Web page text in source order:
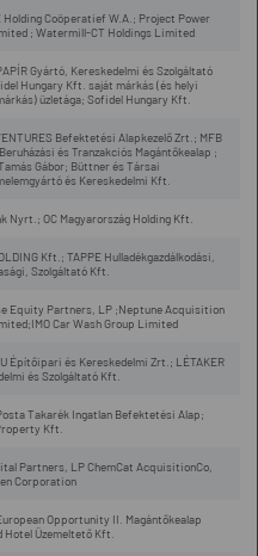
Holding Coöperatief W.A.; Project Power
; Watermill-CT Holdings Limited
Gyártó, Kereskedelmi és Szolgáltató
Hungary Kft. saját márkás (és helyi
üzletága; Sofidel Hungary Kft.
Befektetési Alapkezelő Zrt.; MFB
és Tranzakciós Magántőkealap ;
Gábor; Büttner és Társai
és Kereskedelmi Kft.
Nyrt.; OC Magyarország Holding Kft.
Kft.; TAPPE Hulladékgazdálkodási,
Szolgáltató Kft.
Equity Partners, LP ;Neptune Acquisition
Car Wash Group Limited
Építőipari és Kereskedelmi Zrt.; LÉTAKER
és Szolgáltató Kft.
Takarék Ingatlan Befektetési Alap;
Kft.
Partners, LP ChemCat AcquisitionCo,
Corporation
Opportunity II. Magántőkealap
Hotel Üzemeltető Kft.